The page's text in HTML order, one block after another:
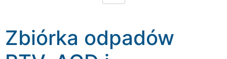
Zbiórka odpadów